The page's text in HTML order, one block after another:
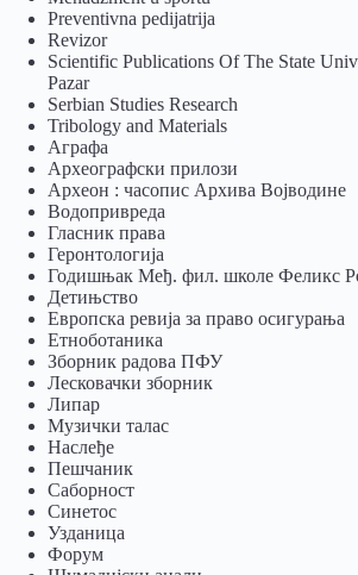
Preventivna pedijatrija
Revizor
Scientific Publications Of The State
Pazar
Serbian Studies Research
Tribology and Materials
Аграфа
Археографски прилози
Археон : часопис Архива Војводине
Водопривреда
Гласник права
Геронтологија
Годишњак Међ. фил. школе Феликс
Детињство
Европска ревија за право осигурања
Eтноботаника
Зборник радова ПФУ
Лесковачки зборник
Липар
Музички талас
Наслеђе
Пешчаник
Саборност
Синетос
Узданица
Форум